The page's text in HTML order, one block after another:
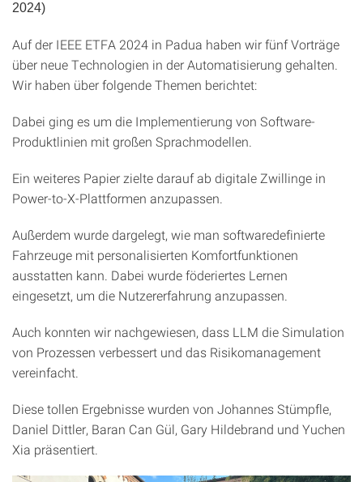
2024)
Auf der IEEE ETFA 2024 in Padua haben wir fünf Vorträge
über neue Technologien in der Automatisierung gehalten.
Wir haben über folgende Themen berichtet:
Dabei ging es um die Implementierung von Software-
Produktlinien mit großen Sprachmodellen.
Ein weiteres Papier zielte darauf ab digitale Zwillinge in
Power-to-X-Plattformen anzupassen.
Außerdem wurde dargelegt, wie man softwaredefinierte
Fahrzeuge mit personalisierten Komfortfunktionen
ausstatten kann. Dabei wurde föderiertes Lernen
eingesetzt, um die Nutzererfahrung anzupassen.
Auch konnten wir nachgewiesen, dass LLM die Simulation
von Prozessen verbessert und das Risikomanagement
vereinfacht.
Diese tollen Ergebnisse wurden von Johannes Stümpfle,
Daniel Dittler, Baran Can Gül, Gary Hildebrand und Yuchen
Xia präsentiert.